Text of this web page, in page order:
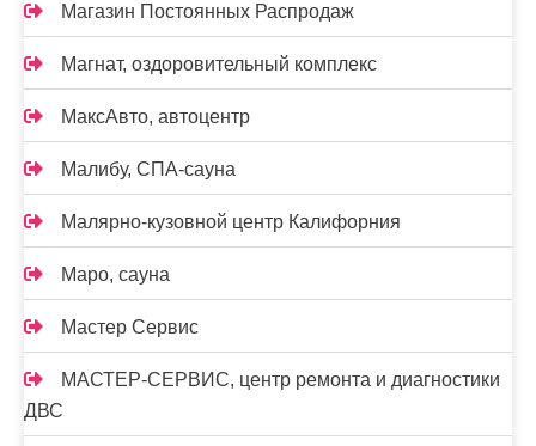
Магазин Постоянных Распродаж
Магнат, оздоровительный комплекс
МаксАвто, автоцентр
Малибу, СПА-сауна
Малярно-кузовной центр Калифорния
Маро, сауна
Мастер Сервис
МАСТЕР-СЕРВИС, центр ремонта и диагностики
ДВС